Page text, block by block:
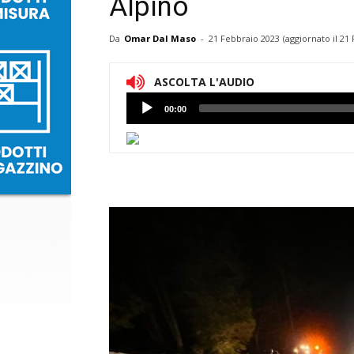
Alpino
Da Omar Dal Maso - 21 Febbraio 2023 (aggiornato il 21
ASCOLTA L'AUDIO
Lettore
Audio
00:00